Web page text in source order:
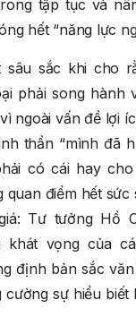
tập tục và
hết “năng lực
sâu sắc khi cho
phải song hành
ngoài vấn đề lợi
thần “mình đã
có cái hay cho
quan điểm hết sức
Tư tưởng Hồ
khát vọng của
định bản sắc
cường sự hiểu biết